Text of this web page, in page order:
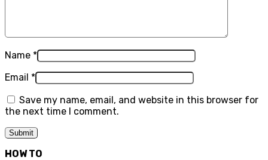
Name *
Email *
Save my name, email, and website in this browser for
the next time I comment.
HOW TO